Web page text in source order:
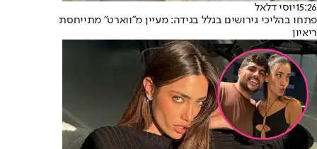
15:26יוסי דלאל
פתחו בהליכי גירושים בגלל בגידה: מעיין מ"ווארט" מתייחסת
ריאיון